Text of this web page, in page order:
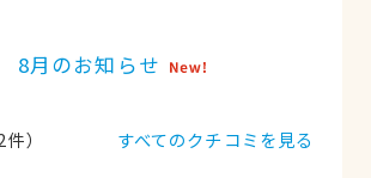
8月のお知らせ
件） すべてのクチコミを見る